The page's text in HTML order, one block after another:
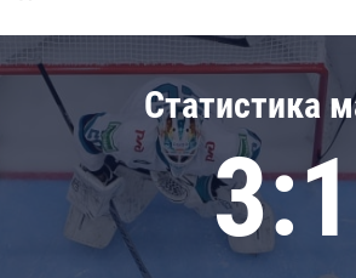
Нефтехимик
Дивизион Чернышева
Авангард
Адмирал
КХЛ
Статистика
3:1